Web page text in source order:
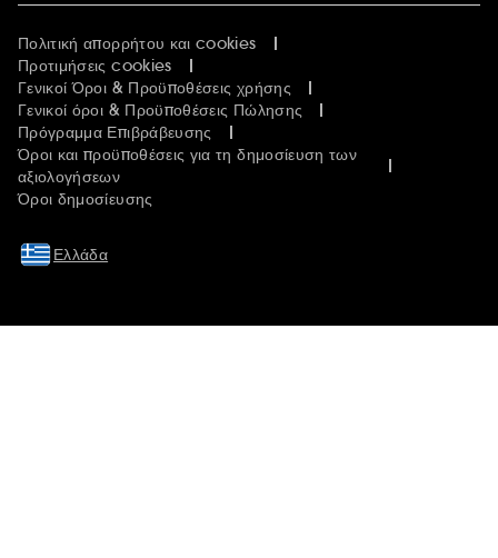
Πολιτική απορρήτου και cookies
Προτιμήσεις cookies
Γενικοί Όροι & Προϋποθέσεις χρήσης
Γενικοί όροι & Προϋποθέσεις Πώλησης
Πρόγραμμα Επιβράβευσης
Όροι και προϋποθέσεις για τη δημοσίευση των
αξιολογήσεων
Όροι δημοσίευσης
Ελλάδα